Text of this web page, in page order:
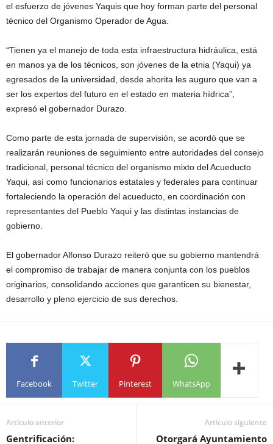
el esfuerzo de jóvenes Yaquis que hoy forman parte del personal
técnico del Organismo Operador de Agua.
“Tienen ya el manejo de toda esta infraestructura hidráulica, está
en manos ya de los técnicos, son jóvenes de la etnia (Yaqui) ya
egresados de la universidad, desde ahorita les auguro que van a
ser los expertos del futuro en el estado en materia hídrica”,
expresó el gobernador Durazo.
Como parte de esta jornada de supervisión, se acordó que se
realizarán reuniones de seguimiento entre autoridades del consejo
tradicional, personal técnico del organismo mixto del Acueducto
Yaqui, así como funcionarios estatales y federales para continuar
fortaleciendo la operación del acueducto, en coordinación con
representantes del Pueblo Yaqui y las distintas instancias de
gobierno.
El gobernador Alfonso Durazo reiteró que su gobierno mantendrá
el compromiso de trabajar de manera conjunta con los pueblos
originarios, consolidando acciones que garanticen su bienestar,
desarrollo y pleno ejercicio de sus derechos.
Facebook Twitter Pinterest WhatsApp
Artículo anterior
Gentrificación:
Artículo siguiente
Otorgará Ayuntamiento